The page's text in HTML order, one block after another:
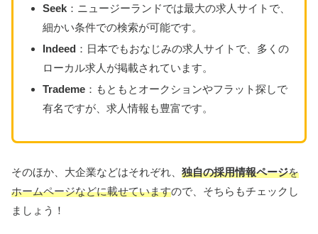
Seek ：ニュージーランドでは最大の求人サイトで、
細かい条件での検索が可能です。
Indeed ：日本でもおなじみの求人サイトで、多くの
ローカル求人が掲載されています。
Trademe ：もともとオークションやフラット探しで
有名ですが、求人情報も豊富です。
そのほか、大企業などはそれぞれ、 独自の採用情報ページを
ホームページなどに載せていますので、そちらもチェックし
ましょう！